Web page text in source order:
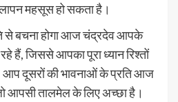
महसूस हो सकता है।
से बचना होगा आज चंद्रदेव आपके
हैं, जिससे आपका पूरा ध्यान रिश्तों
आप दूसरों की भावनाओं के प्रति आज
आपसी तालमेल के लिए अच्छा है।